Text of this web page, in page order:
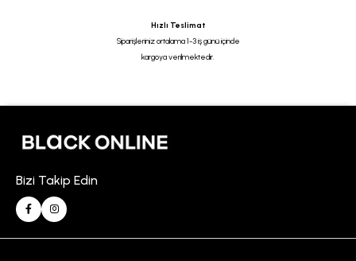
Hızlı Teslimat
Siparişleriniz ortalama 1-3 iş günü içinde
kargoya verilmektedir.
Bizi Takip Edin